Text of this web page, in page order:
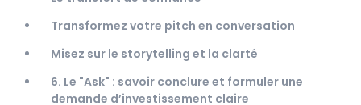
Transformez votre pitch en conversation
Misez sur le storytelling et la clarté
6. Le "Ask" : savoir conclure et formuler une
demande d’investissement claire